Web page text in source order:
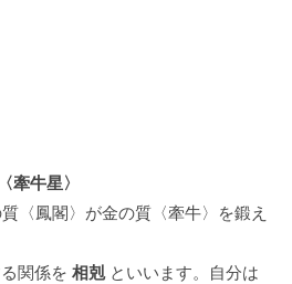
牽牛星〉
〈鳳閣〉が金の質〈牽牛〉を鍛え
関係を 相剋 といいます。自分は